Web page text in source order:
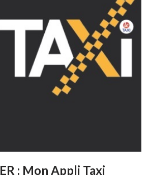
: Mon Appli Taxi